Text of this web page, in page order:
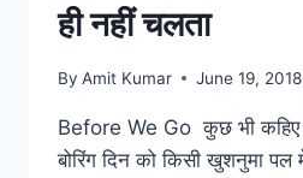
करती
हमारी
ही नहीं चलता
By Amit Kumar June 19, 2018
Before We Go कुछ भी
बोरिंग दिन को किसी खुशनुमा